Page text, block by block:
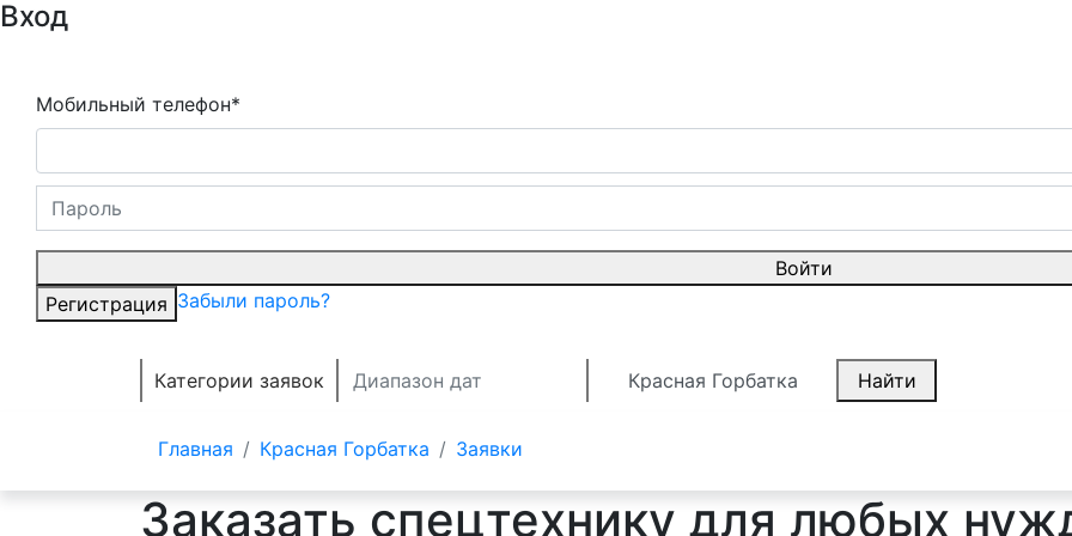
Вход
Мобильный телефон*
Войти
Регистрация Забыли пароль?
Категории заявок Красная Горбатка Найти
Главная Красная Горбатка Заявки
Заказать спецтехнику для любых